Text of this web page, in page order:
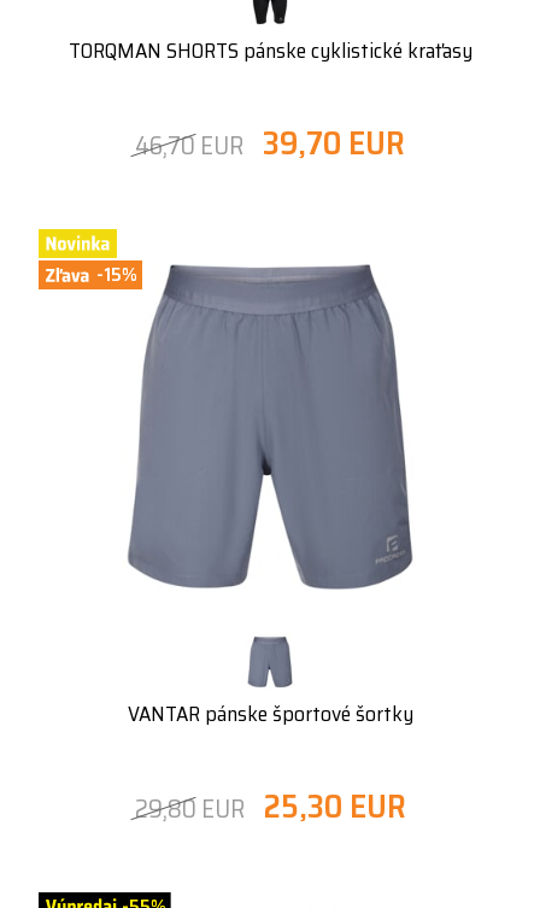
TORQMAN SHORTS pánske cyklistické kraťasy
46,70 EUR 39,70 EUR
-15%
VANTAR pánske športové šortky
29,80 EUR 25,30 EUR